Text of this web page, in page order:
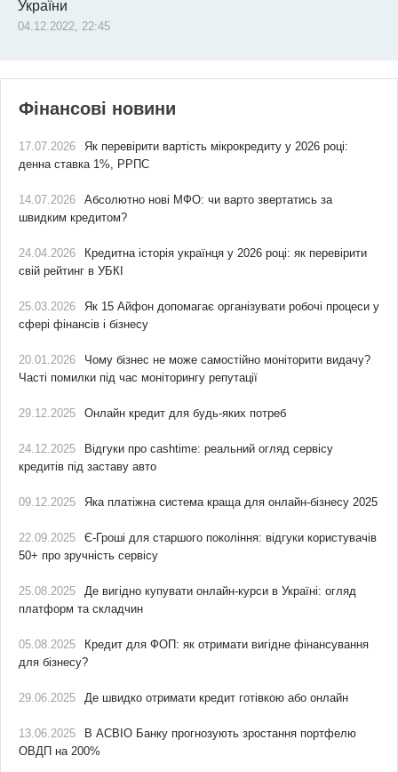
України
04.12.2022, 22:45
Фінансові новини
17.07.2026
Як перевірити вартість мікрокредиту у 2026 році:
денна ставка 1%, РРПС
14.07.2026
Абсолютно нові МФО: чи варто звертатись за
швидким кредитом?
24.04.2026
Кредитна історія українця у 2026 році: як перевірити
свій рейтинг в УБКІ
25.03.2026
Як 15 Айфон допомагає організувати робочі процеси у
сфері фінансів і бізнесу
20.01.2026
Чому бізнес не може самостійно моніторити видачу?
Часті помилки під час моніторингу репутації
29.12.2025 Онлайн кредит для будь-яких потреб
24.12.2025
Відгуки про cashtime: реальний огляд сервісу
кредитів під заставу авто
09.12.2025 Яка платіжна система краща для онлайн-бізнесу 2025
22.09.2025
Є-Гроші для старшого покоління: відгуки користувачів
50+ про зручність сервісу
25.08.2025
Де вигідно купувати онлайн-курси в Україні: огляд
платформ та складчин
05.08.2025
Кредит для ФОП: як отримати вигідне фінансування
для бізнесу?
29.06.2025 Де швидко отримати кредит готівкою або онлайн
13.06.2025
В АСВІО Банку прогнозують зростання портфелю
ОВДП на 200%